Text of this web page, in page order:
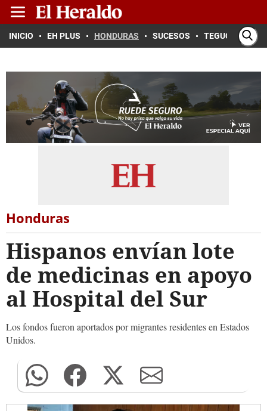
INICIO EH PLUS HONDURAS SUCESOS TEGUCIGALPA
Honduras
Hispanos envían lote
de medicinas en apoyo
al Hospital del Sur
Los fondos fueron aportados por migrantes residentes en Estados
Unidos.